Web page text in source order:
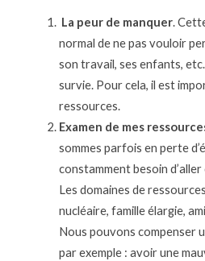
La peur de manquer.
normal de ne pas vouloir
son travail, ses enfants,
survie. Pour cela, il est
ressources.
Examen de mes
sommes parfois en perte
constamment besoin
Les domaines de
nucléaire, famille élargie,
Nous pouvons compenser
par exemple : avoir une